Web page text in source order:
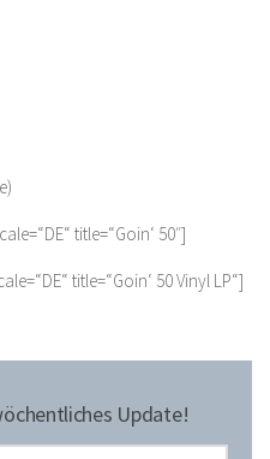
title=“Goin‘ 50″]
title=“Goin‘ 50 Vinyl LP“]
Update!